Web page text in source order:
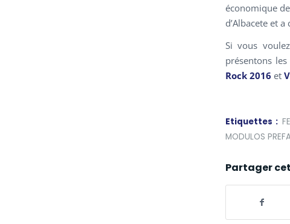
économique
d’Albacete et
Si vous
présentons
Rock 2016 et
Etiquettes :
MODULOS
Partager